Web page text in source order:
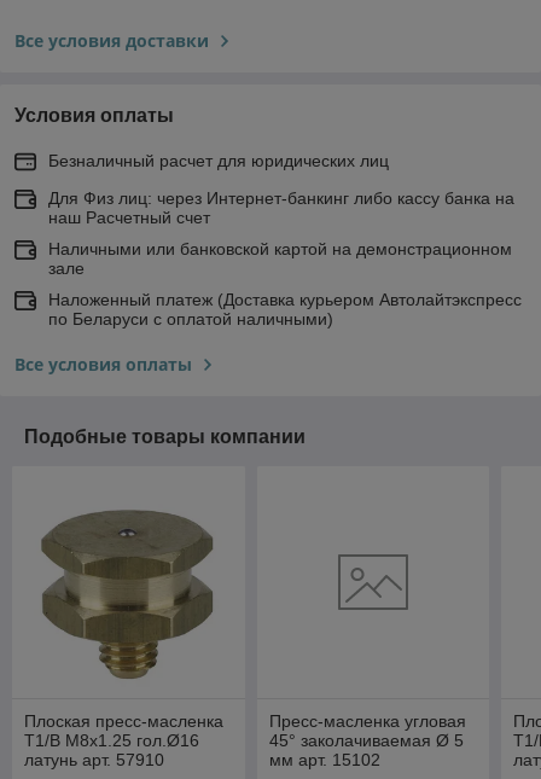
Все условия доставки
Условия оплаты
Безналичный расчет для юридических лиц
Для Физ лиц: через Интернет-банкинг либо кассу банка на
наш Расчетный счет
Наличными или банковской картой на демонстрационном
зале
Наложенный платеж (Доставка курьером Автолайтэкспресс
по Беларуси с оплатой наличными)
Все условия оплаты
Подобные товары компании
Плоская пресс-масленка
T1/B М8х1.25 гол.Ø16
латунь арт. 57910
Пресс-масленка угловая
45° заколачиваемая Ø 5
мм арт. 15102